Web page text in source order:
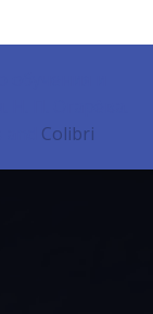
Colibri